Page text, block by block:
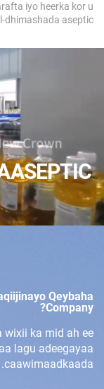
iyo heerka kor u
aseptic.
ASEPTIC
Qeybaha
Company?
wixii ka mid ah ee
lagu adeegayaa
caawimaadkaada.